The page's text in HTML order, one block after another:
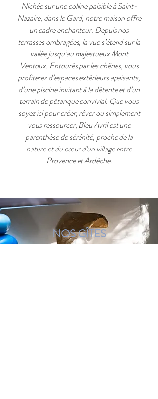
Nichée sur une colline paisible à Saint-
Nazaire, dans le Gard, notre maison offre
un cadre enchanteur. Depuis nos
terrasses ombragées, la vue s’étend sur la
vallée jusqu’au majestueux Mont
Ventoux. Entourés par les chênes, vous
profiterez d’espaces extérieurs apaisants,
d’une piscine invitant à la détente et d’un
terrain de pétanque convivial. Que vous
soyez ici pour créer, rêver ou simplement
vous ressourcer, Bleu Avril est une
parenthèse de sérénité, proche de la
nature et du cœur d'un village entre
Provence et Ardèche.
NOS GÎTES